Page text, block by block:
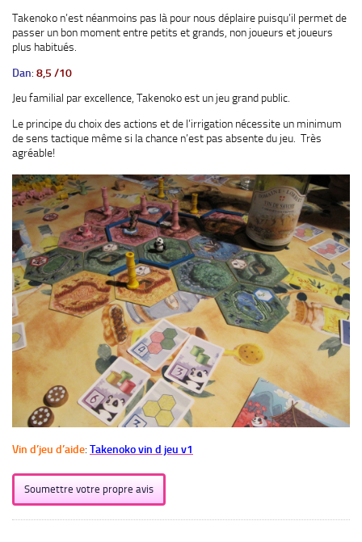
Takenoko n’est néanmoins pas là pour nous déplaire puisqu’il permet de
passer un bon moment entre petits et grands, non joueurs et joueurs
plus habitués.
Dan: 8,5 /10
Jeu familial par excellence, Takenoko est un jeu grand public.
Le principe du choix des actions et de l’irrigation nécessite un minimum
de sens tactique même si la chance n’est pas absente du jeu. Très
agréable!
Vin d’jeu d’aide: Takenoko vin d jeu v1
Soumettre votre propre avis